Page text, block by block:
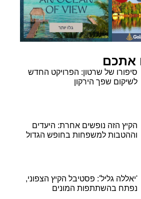
אתכם
סיפורו של שרטון: הפרויקט החדש
לשיקום שפך הירקון
הקיץ הזה נופשים אחרת: היעדים
וההטבות למשפחות בחופש הגדול
'יאללה גליל': פסטיבל הקיץ הצפוני,
נפתח בהשתתפות המונים